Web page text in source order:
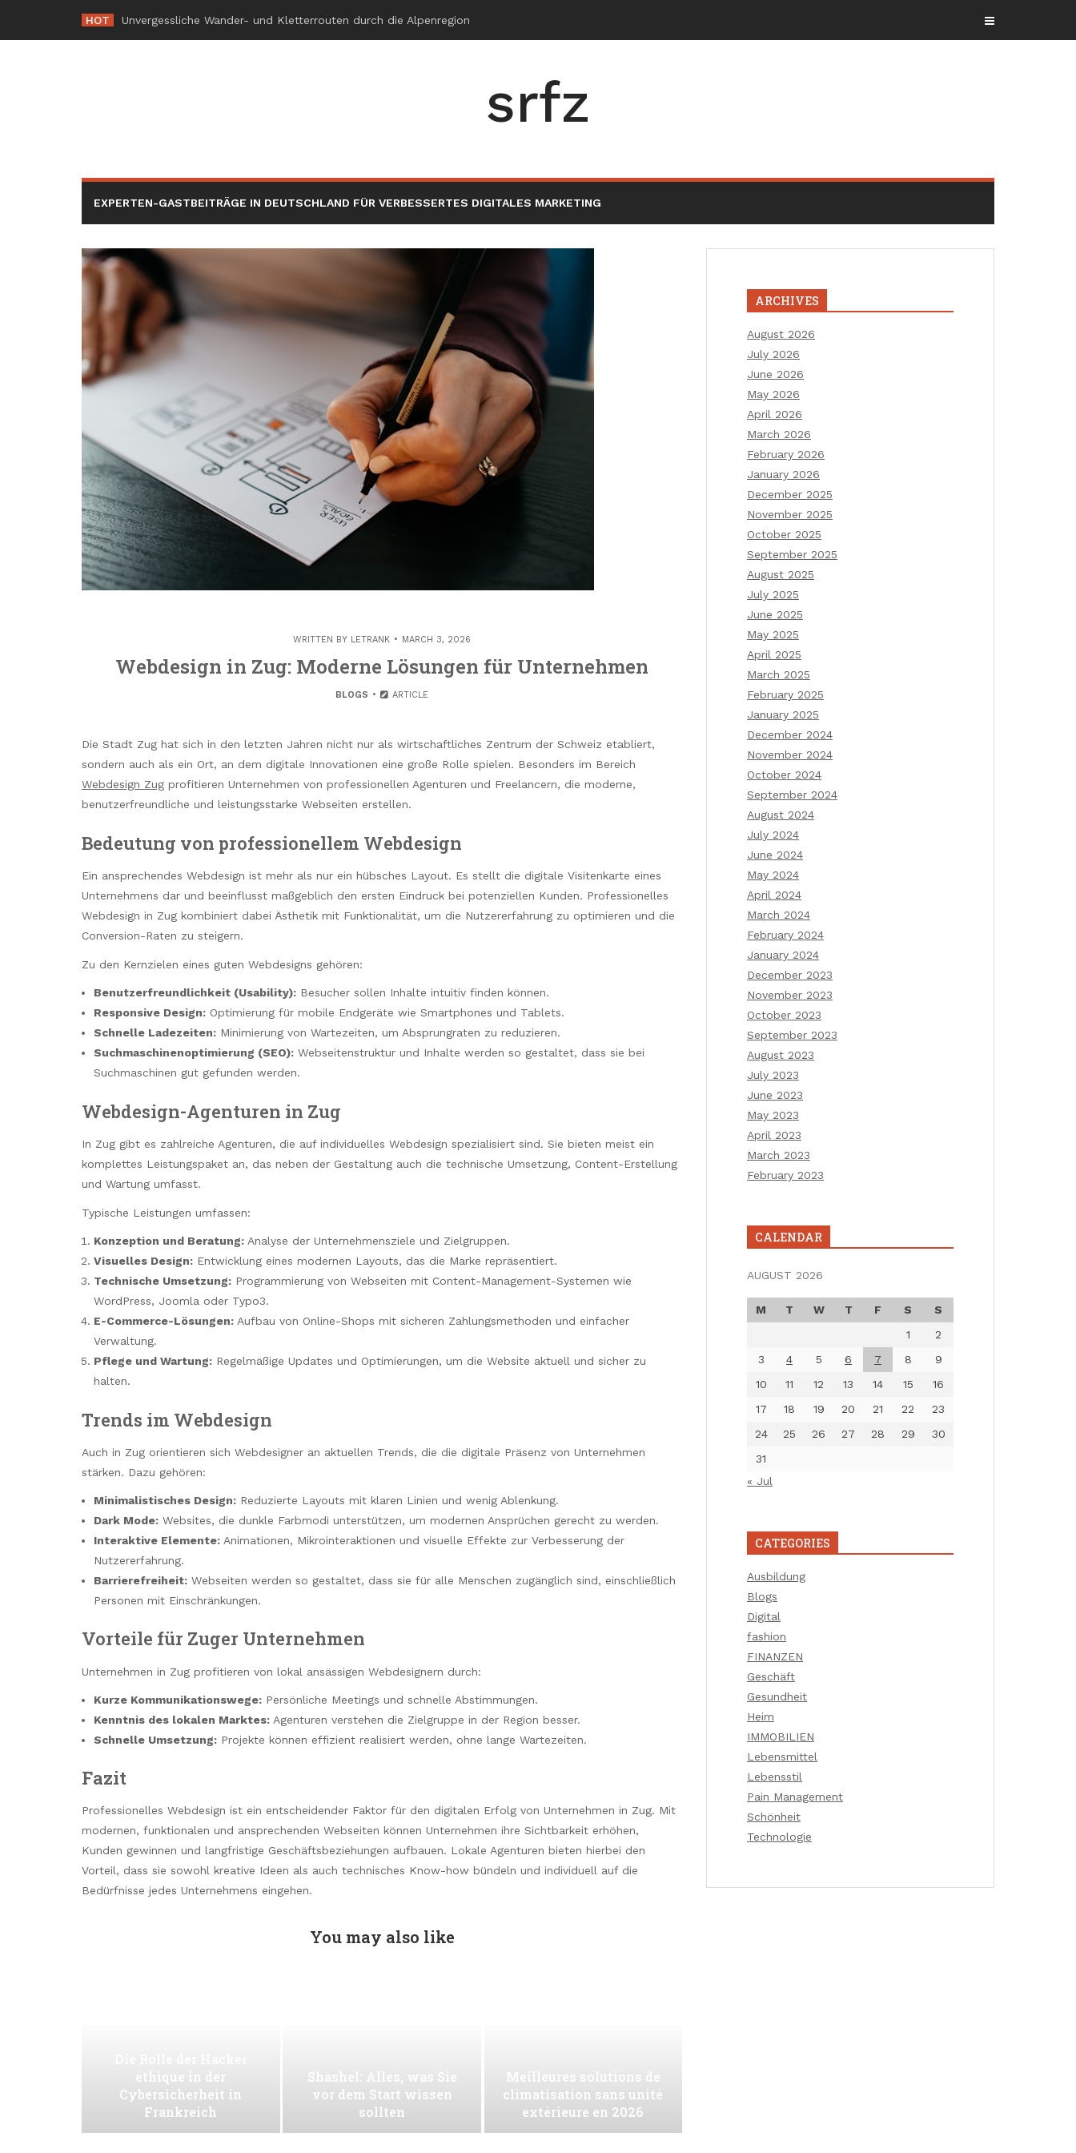
content
HOT -
srfz
EXPERTEN-GASTBEITRÄGE IN DEUTSCHLAND FÜR VERBESSERTES DIGITALES MARKETING
WRITTEN BY LETRANK MARCH 3, 2026
Webdesign in Zug: Moderne Lösungen für Unternehmen
BLOGS ARTICLE
Die Stadt Zug hat sich in den letzten Jahren nicht nur als wirtschaftliches Zentrum der Schweiz etabliert,
sondern auch als ein Ort, an dem digitale Innovationen eine große Rolle spielen. Besonders im Bereich
Webdesign Zug profitieren Unternehmen von professionellen Agenturen und Freelancern, die moderne,
benutzerfreundliche und leistungsstarke Webseiten erstellen.
Bedeutung von professionellem Webdesign
Ein ansprechendes Webdesign ist mehr als nur ein hübsches Layout. Es stellt die digitale Visitenkarte eines
Unternehmens dar und beeinflusst maßgeblich den ersten Eindruck bei potenziellen Kunden. Professionelles
Webdesign in Zug kombiniert dabei Ästhetik mit Funktionalität, um die Nutzererfahrung zu optimieren und die
Conversion-Raten zu steigern.
Zu den Kernzielen eines guten Webdesigns gehören:
Benutzerfreundlichkeit (Usability): Besucher sollen Inhalte intuitiv finden können.
Responsive Design: Optimierung für mobile Endgeräte wie Smartphones und Tablets.
Schnelle Ladezeiten: Minimierung von Wartezeiten, um Absprungraten zu reduzieren.
Suchmaschinenoptimierung (SEO): Webseitenstruktur und Inhalte werden so gestaltet, dass sie bei
Suchmaschinen gut gefunden werden.
Webdesign-Agenturen in Zug
In Zug gibt es zahlreiche Agenturen, die auf individuelles Webdesign spezialisiert sind. Sie bieten meist ein
komplettes Leistungspaket an, das neben der Gestaltung auch die technische Umsetzung, Content-Erstellung
und Wartung umfasst.
Typische Leistungen umfassen:
Konzeption und Beratung: Analyse der Unternehmensziele und Zielgruppen.
Visuelles Design: Entwicklung eines modernen Layouts, das die Marke repräsentiert.
Technische Umsetzung: Programmierung von Webseiten mit Content-Management-Systemen wie
WordPress, Joomla oder Typo3.
E-Commerce-Lösungen: Aufbau von Online-Shops mit sicheren Zahlungsmethoden und einfacher
Verwaltung.
Pflege und Wartung: Regelmäßige Updates und Optimierungen, um die Website aktuell und sicher zu
halten.
Trends im Webdesign
Auch in Zug orientieren sich Webdesigner an aktuellen Trends, die die digitale Präsenz von Unternehmen
stärken. Dazu gehören:
Minimalistisches Design: Reduzierte Layouts mit klaren Linien und wenig Ablenkung.
Dark Mode: Websites, die dunkle Farbmodi unterstützen, um modernen Ansprüchen gerecht zu werden.
Interaktive Elemente: Animationen, Mikrointeraktionen und visuelle Effekte zur Verbesserung der
Nutzererfahrung.
Barrierefreiheit: Webseiten werden so gestaltet, dass sie für alle Menschen zugänglich sind, einschließlich
Personen mit Einschränkungen.
Vorteile für Zuger Unternehmen
Unternehmen in Zug profitieren von lokal ansässigen Webdesignern durch:
Kurze Kommunikationswege: Persönliche Meetings und schnelle Abstimmungen.
Kenntnis des lokalen Marktes: Agenturen verstehen die Zielgruppe in der Region besser.
Schnelle Umsetzung: Projekte können effizient realisiert werden, ohne lange Wartezeiten.
Fazit
Professionelles Webdesign ist ein entscheidender Faktor für den digitalen Erfolg von Unternehmen in Zug. Mit
modernen, funktionalen und ansprechenden Webseiten können Unternehmen ihre Sichtbarkeit erhöhen,
Kunden gewinnen und langfristige Geschäftsbeziehungen aufbauen. Lokale Agenturen bieten hierbei den
Vorteil, dass sie sowohl kreative Ideen als auch technisches Know-how bündeln und individuell auf die
Bedürfnisse jedes Unternehmens eingehen.
You may also like
éthique in der
Cybersicherheit in
Frankreich
Shashel: Alles, was Sie
vor dem Start wissen
sollten
Meilleures solutions de
climatisation sans unité
extérieure en 2026
ARCHIVES
August 2026
July 2026
June 2026
May 2026
April 2026
March 2026
February 2026
January 2026
December 2025
November 2025
October 2025
September 2025
August 2025
July 2025
June 2025
May 2025
April 2025
March 2025
February 2025
January 2025
December 2024
November 2024
October 2024
September 2024
August 2024
July 2024
June 2024
May 2024
April 2024
March 2024
February 2024
January 2024
December 2023
November 2023
October 2023
September 2023
August 2023
July 2023
June 2023
May 2023
April 2023
March 2023
February 2023
CALENDAR
AUGUST 2026
M T W T F S
S
1
2
3
4 5 6 7 8
9
10
11 12 13 14 15
16
17
18 19 20 21 22
23
24
25 26 27 28 29
30
31
« Jul
CATEGORIES
Ausbildung
Blogs
Digital
fashion
FINANZEN
Geschäft
Gesundheit
Heim
IMMOBILIEN
Lebensmittel
Lebensstil
Pain Management
Schönheit
Technologie